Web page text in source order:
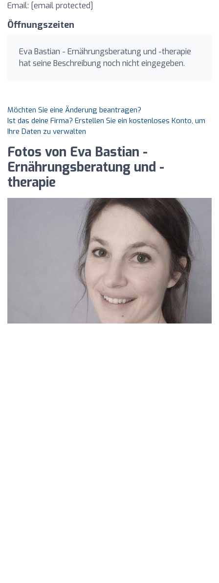
Email: [email protected]
Öffnungszeiten
Eva Bastian - Ernährungsberatung und -therapie
hat seine Beschreibung noch nicht eingegeben.
Möchten Sie eine Änderung beantragen?
Ist das deine Firma? Erstellen Sie ein kostenloses Konto, um
Ihre Daten zu verwalten
Fotos von Eva Bastian -
Ernährungsberatung und -
therapie